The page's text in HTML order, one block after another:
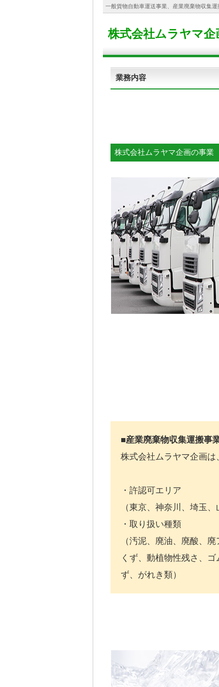
一般貨物自動車運送事業、産業廃棄物収集
株式会社ムラヤマ企
業務内容
株式会社ムラヤマ企画の事業
■産業廃棄物収集運搬事
株式会社ムラヤマ企画は
・許認可エリア
（東京、神奈川、埼玉、
・取り扱い種類
（汚泥、廃油、廃酸、
くず、動植物性残さ、
ず、がれき類）